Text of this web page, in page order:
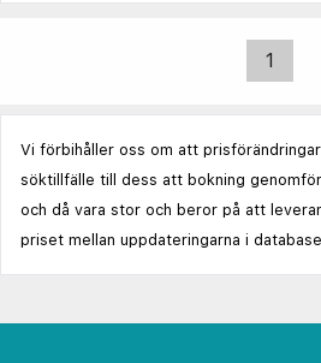
1
Vi förbihåller oss om att
söktillfälle till dess att bokning
och då vara stor och beror på att
priset mellan uppdateringarna i